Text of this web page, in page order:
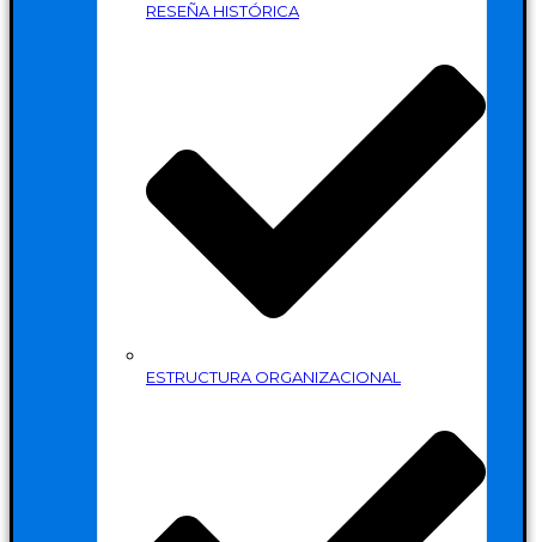
RESEÑA HISTÓRICA
ESTRUCTURA ORGANIZACIONAL